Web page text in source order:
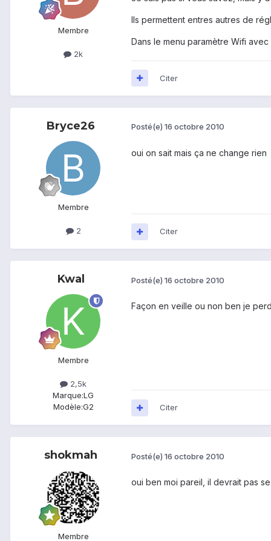
Membre
2k
Ils permettent entres autres de
Dans le menu paramètre Wifi
Citer
Bryce26
Membre
2
Posté(e) 16 octobre 2010
oui on sait mais ça ne change rien
Citer
Kwal
Membre
2,5k
Marque:LG
Modèle:G2
Posté(e) 16 octobre 2010
Façon en veille ou non ben je
Citer
shokmah
Membre
Posté(e) 16 octobre 2010
oui ben moi pareil, il devrait pas